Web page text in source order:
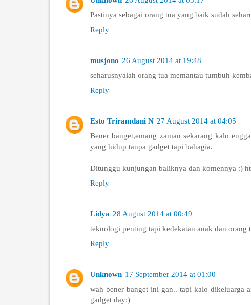
Pastinya sebagai orang tua yang baik sudah
Reply
musjono 26 August 2014 at 19:48
seharusnyalah orang tua memantau tumbuh
Reply
Esto Triramdani N 27 August 2014 at 04:05
Bener banget,emang zaman sekarang kalo
yang hidup tanpa gadget tapi bahagia.
Ditunggu kunjungan baliknya dan komennya :)
Reply
Lidya 28 August 2014 at 00:49
teknologi penting tapi kedekatan anak dan
Reply
Unknown 17 September 2014 at 01:00
wah bener banget ini gan.. tapi kalo dikeluarga
gadget day:)